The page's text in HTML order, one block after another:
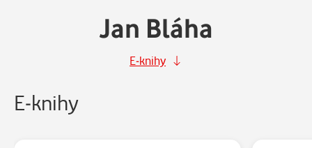
Jan Bláha
E-knihy
E-knihy